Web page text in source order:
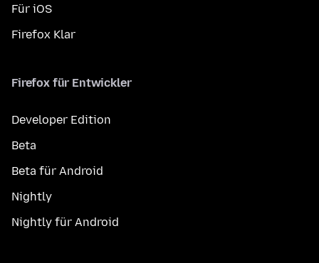
Für iOS
Firefox Klar
Firefox für Entwickler
Developer Edition
Beta
Beta für Android
Nightly
Nightly für Android